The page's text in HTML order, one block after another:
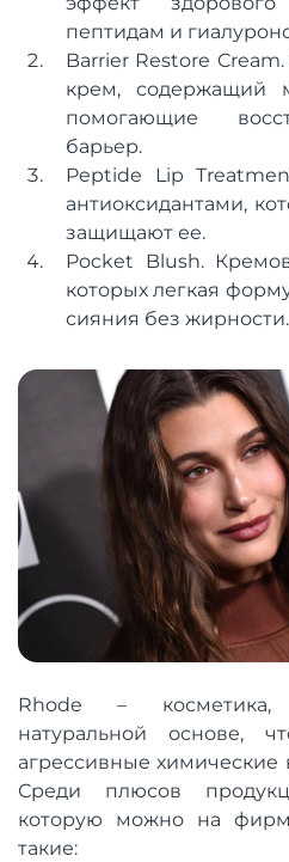
пептидам и
Barrier Restore
крем, содержащий
помогающие
барьер.
Peptide Lip
антиоксидантами,
защищают ее.
Pocket Blush.
которых легкая
сияния без жирности.
Rhode – косметика,
натуральной основе,
агрессивные химические
Среди плюсов
которую можно на
такие: